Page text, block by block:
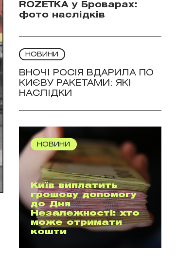
ROZETKA у Броварах:
фото наслідків
НОВИНИ
ВНОЧІ РОСІЯ ВДАРИЛА ПО
КИЄВУ РАКЕТАМИ: ЯКІ
НАСЛІДКИ
НОВИНИ
Київ виплатить
грошову допомогу
до Дня
Незалежності: хто
може отримати
кошти